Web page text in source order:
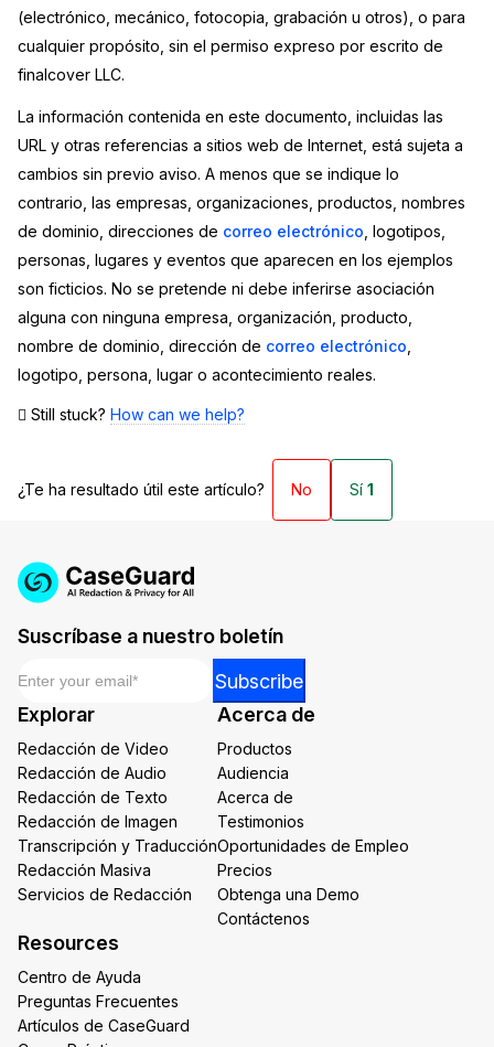
(electrónico, mecánico, fotocopia, grabación u otros), o para
cualquier propósito, sin el permiso expreso por escrito de
finalcover LLC.
La información contenida en este documento, incluidas las
URL y otras referencias a sitios web de Internet, está sujeta a
cambios sin previo aviso. A menos que se indique lo
contrario, las empresas, organizaciones, productos, nombres
de dominio, direcciones de correo electrónico , logotipos,
personas, lugares y eventos que aparecen en los ejemplos
son ficticios. No se pretende ni debe inferirse asociación
alguna con ninguna empresa, organización, producto,
nombre de dominio, dirección de correo electrónico
logotipo, persona, lugar o acontecimiento reales.
Still stuck? How can we help?
¿Te ha resultado útil este artículo? No Sí1
Suscríbase a nuestro boletín
Email
Subscribe
Explorar
Redacción de Video
Redacción de Audio
Redacción de Texto
Redacción de Imagen
Transcripción y Traducción
Redacción Masiva
Servicios de Redacción
Acerca de
Productos
Audiencia
Acerca de
Testimonios
Oportunidades de Empleo
Precios
Obtenga una Demo
Contáctenos
Resources
Centro de Ayuda
Preguntas Frecuentes
Artículos de CaseGuard